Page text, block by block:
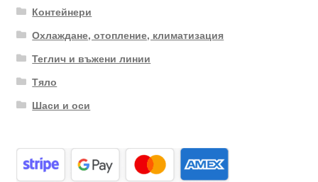
Контейнери
Охлаждане, отопление, климатизация
Теглич и въжени линии
Тяло
Шаси и оси